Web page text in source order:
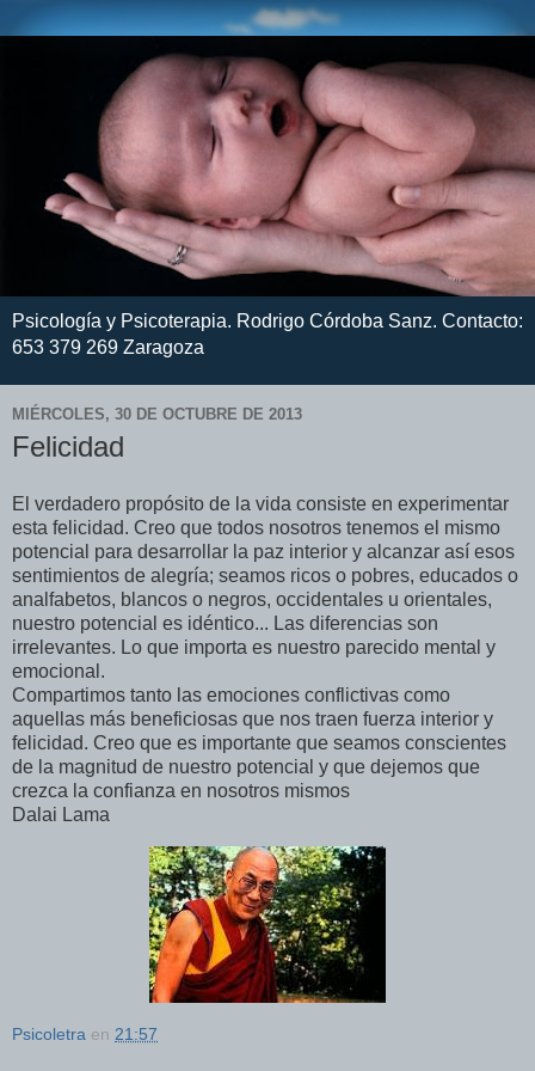
Psicología y Psicoterapia. Rodrigo Córdoba Sanz. Contacto:
653 379 269 Zaragoza
MIÉRCOLES, 30 DE OCTUBRE DE 2013
Felicidad
El verdadero propósito de la vida consiste en experimentar
esta felicidad. Creo que todos nosotros tenemos el mismo
potencial para desarrollar la paz interior y alcanzar así esos
sentimientos de alegría; seamos ricos o pobres, educados o
analfabetos, blancos o negros, occidentales u orientales,
nuestro potencial es idéntico... Las diferencias son
irrelevantes. Lo que importa es nuestro parecido mental y
emocional.
Compartimos tanto las emociones conflictivas como
aquellas más beneficiosas que nos traen fuerza interior y
felicidad. Creo que es importante que seamos conscientes
de la magnitud de nuestro potencial y que dejemos que
crezca la confianza en nosotros mismos
Dalai Lama
Psicoletra en 21:57